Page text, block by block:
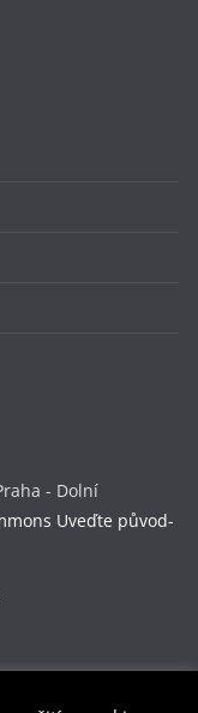
- Dolní
Uveďte původ-